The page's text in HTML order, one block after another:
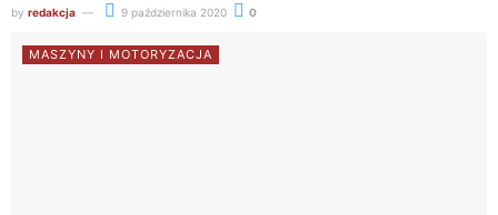
by redakcja 9 października 2020 0
MASZYNY I MOTORYZACJA